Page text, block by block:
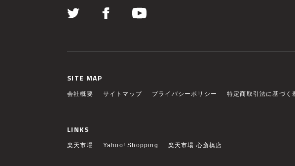
SITE MAP
会社概要 サイトマップ プライバシーポリシー 特定商取引法に基づく
LINKS
楽天市場 Yahoo! Shopping 楽天市場 心斎橋店